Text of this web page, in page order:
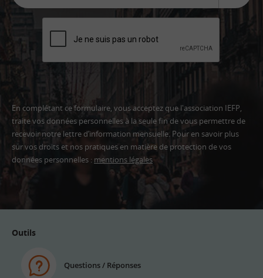
En complétant ce formulaire, vous acceptez que l'association IEFP,
traite vos données personnelles à la seule fin de vous permettre de
recevoir notre lettre d’information mensuelle. Pour en savoir plus
sur vos droits et nos pratiques en matière de protection de vos
données personnelles : mentions légales
Outils
Questions / Réponses